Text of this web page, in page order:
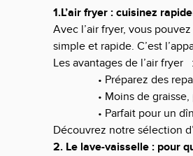
1.L’air fryer : cuisinez
Avec l’air fryer, vous
simple et rapide. C’est
Les avantages de l’air fryer
:
• Préparez des
• Moins de
• Parfait pour un
Découvrez notre sélection
2. Le lave-vaisselle : pour